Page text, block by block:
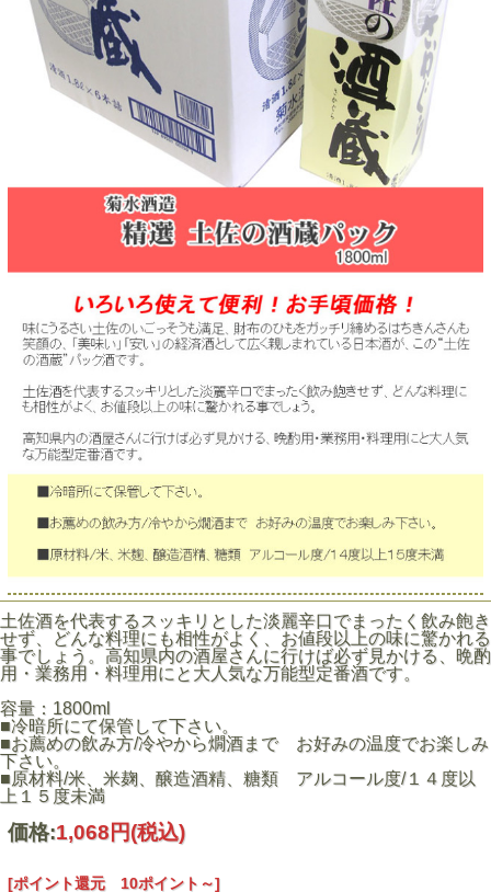
土佐酒を代表するスッキリとした淡麗辛口でまったく飲み飽き
せず、どんな料理にも相性がよく、お値段以上の味に驚かれる
事でしょう。高知県内の酒屋さんに行けば必ず見かける、晩酌
用・業務用・料理用にと大人気な万能型定番酒です。
容量：1800ml
■冷暗所にて保管して下さい。
■お薦めの飲み方/冷やから燗酒まで お好みの温度でお楽しみ
下さい。
■原材料/米、米麹、醸造酒精、糖類 アルコール度/１４度以
上１５度未満
価格:1,068円(税込)
[ポイント還元 10ポイント～]